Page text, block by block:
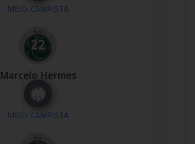
MEIO-CAMPISTA
Marcelo Hermes
Nº
22
MEIO-CAMPISTA